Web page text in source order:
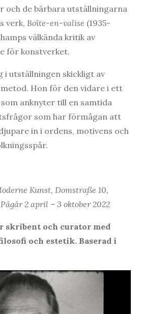
och de bärbara utställningarna
verk, Boîte-en-valise (1935-
välkända kritik av
för konstverket.
i utställningen skickligt av
Hon för den vidare i ett
anknyter till en samtida
som har förmågan att
in i ordens, motivens och
Kunst, Domstraße 10,
2 april – 3 oktober 2022
skribent och curator med
och estetik. Baserad i